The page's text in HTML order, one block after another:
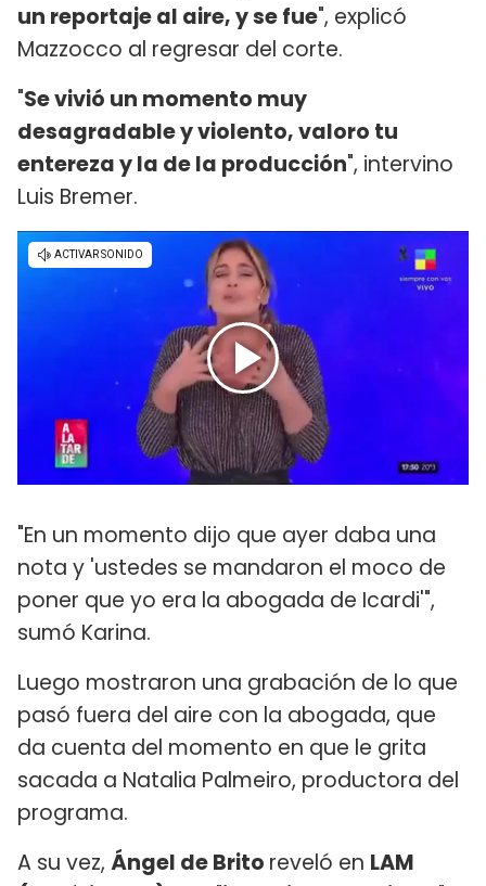
un reportaje al aire, y se fue", explicó
Mazzocco al regresar del corte.
"Se vivió un momento muy
desagradable y violento, valoro tu
entereza y la de la producción", intervino
Luis Bremer.
"En un momento dijo que ayer daba una
nota y 'ustedes se mandaron el moco de
poner que yo era la abogada de Icardi'",
sumó Karina.
Luego mostraron una grabación de lo que
pasó fuera del aire con la abogada, que
da cuenta del momento en que le grita
sacada a Natalia Palmeiro, productora del
programa.
A su vez, Ángel de Brito reveló en LAM